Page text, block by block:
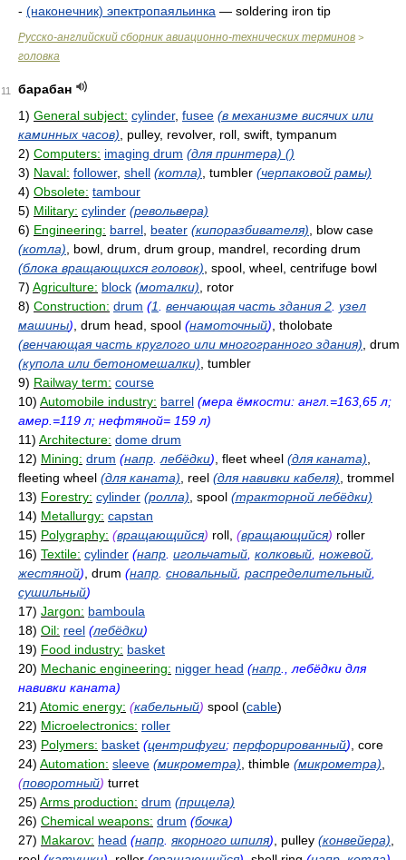
- (наконечник) эпектропаяльинка — soldering iron tip
Русско-английский сборник авиационно-технических терминов >
головка
11
барабан
1) General subject: cylinder, fusee (в механизме висячих или
каминных часов) , pulley, revolver, roll, swift, tympanum
2) Computers: imaging drum (для принтера) ()
3) Naval: follower, shell (котла) , tumbler (черпаковой рамы)
4) Obsolete: tambour
5) Military: cylinder (револьвера)
6) Engineering: barrel beater (кипоразбивателя) , blow case
(котла) , bowl, drum, drum group, mandrel, recording drum
(блока вращающихся головок) , spool, wheel, centrifuge bowl
7) Agriculture: block (моталки) , rotor
8) Construction: drum (1 венчающая часть здания 2 узел
машины) , drum head, spool (намоточный) , tholobate
(венчающая часть круглого или многогранного здания) , drum
(купола или бетономешалки) , tumbler
9) Railway term: course
10) Automobile industry: barrel (мера ёмкости: англ.=163,65 л;
амер.=119 л; нефтяной= 159 л)
11) Architecture: dome drum
12) Mining: drum (напр лебёдки) , fleet wheel (для каната)
fleeting wheel (для каната) , reel (для навивки кабеля) , trommel
13) Forestry: cylinder (ролла) , spool (тракторной лебёдки)
14) Metallurgy: capstan
15) Polygraphy: (вращающийся) roll, (вращающийся) roller
16) Textile: cylinder (напр игольчатый колковый ножевой
жестяной) , drum (напр сновальный распределительный
сушильный)
17) Jargon: bamboula
18) Oil: reel (лебёдки)
19) Food industry: basket
20) Mechanic engineering: nigger head (напр ., лебёдки для
навивки каната)
21) Atomic energy: (кабельный) spool (cable)
22) Microelectronics: roller
23) Polymers: basket (центрифуги; перфорированный) , core
24) Automation: sleeve (микрометра) , thimble (микрометра)
(поворотный) turret
25) Arms production: drum (прицела)
26) Chemical weapons: drum (бочка)
27) Makarov: head (напр якорного шпиля) , pulley (конвейера)